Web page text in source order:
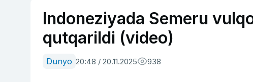
Indoneziyada Semeru
qutqarildi (video)
Dunyo 20:48 / 20.11.2025 938